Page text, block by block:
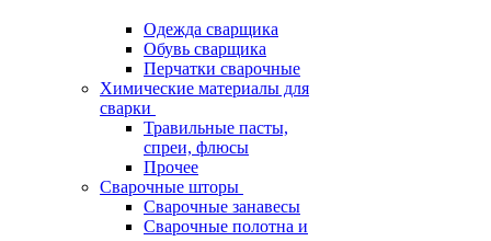
Одежда сварщика
Обувь сварщика
Перчатки сварочные
Химические материалы для
сварки
Травильные пасты,
спреи, флюсы
Прочее
Сварочные шторы
Сварочные занавесы
Сварочные полотна и